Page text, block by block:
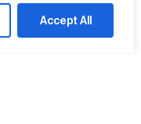
Accept All